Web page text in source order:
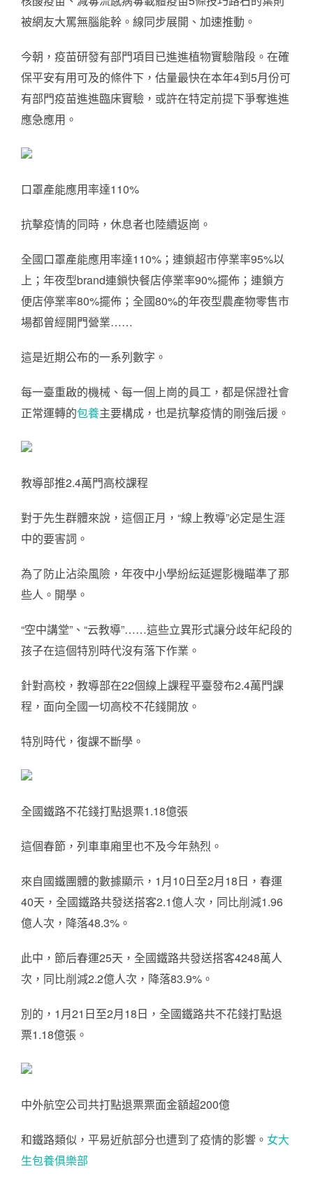
被網友大罵無腦能幹。線同步展開、加速推動。
今朝，疫苗研發有部門項目已進進植物實驗階段。在確
保平安有用可及的條件下，估量最快在本年4到5月份可
有部門疫苗進進臨床實驗，或許在特定前提下爭奪進進
應急應用。
口罩產能應用率達110%
抗擊疫情的同時，休息者也陸續返崗。
全國口罩產能應用率達110%；連鎖超市停業率95%以
上；年夜型brand連鎖快餐店停業率90%擺佈；連鎖方
便店停業率80%擺佈；全國80%的年夜型農產物零售市
場都曾經開門營業……
這是近期公布的一系列數字。
每一臺重啟的機械、每一個上崗的員工，都是保證社會
正常運轉的包養主要構成，也是抗擊疫情的剛強后援。
教導部推2.4萬門高校課程
對于先生群體來說，這個正月，“線上教導”必定是生涯
中的要害詞。
為了防止沾染風險，年夜中小學紛紜延遲影機瞄準了那
些人。開學。
“空中講堂”、“云教導”……這些立異形式讓分歧年紀段的
孩子在這個特別時代沒有落下作業。
針對高校，教導部在22個線上課程平臺發布2.4萬門課
程，面向全國一切高校不花錢開放。
特別時代，復課不斷學。
全國鐵路不花錢打點退票1.18億張
這個春節，列車車廂里也不及今年熱烈。
來自國鐵團體的數據顯示，1月10日至2月18日，春運
40天，全國鐵路共發送搭客2.1億人次，同比削減1.96
億人次，降落48.3%。
此中，節后春運25天，全國鐵路共發送搭客4248萬人
次，同比削減2.2億人次，降落83.9%。
別的，1月21日至2月18日，全國鐵路共不花錢打點退
票1.18億張。
中外航空公司共打點退票票面金額超200億
和鐵路類似，平易近航部分也遭到了疫情的影響。 女大
生包養俱樂部